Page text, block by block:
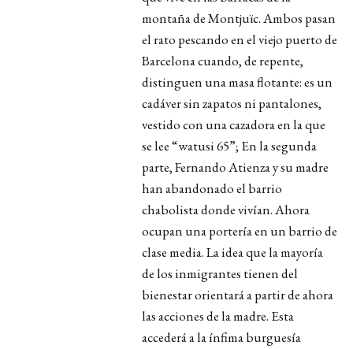
montaña de Montjuïc. Ambos pasan
el rato pescando en el viejo puerto de
Barcelona cuando, de repente,
distinguen una masa flotante: es un
cadáver sin zapatos ni pantalones,
vestido con una cazadora en la que
se lee “watusi 65”; En la segunda
parte,Fernando Atienza y su madre
han abandonado el barrio
chabolista donde vivían. Ahora
ocupan una portería en un barrio de
clase media. La idea que la mayoría
de los inmigrantes tienen del
bienestar orientará a partir de ahora
las acciones de la madre. Esta
accederá a la ínfima burguesía